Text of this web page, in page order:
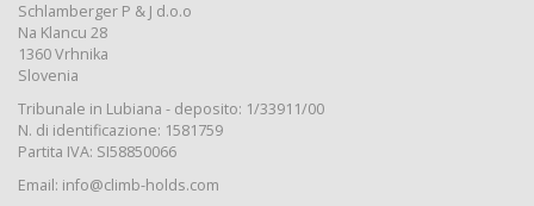
Schlamberger P & J d.o.o
Na Klancu 28
1360 Vrhnika
Slovenia
Tribunale in Lubiana - deposito: 1/33911/00
N. di identificazione: 1581759
Partita IVA: SI58850066
Email: info@climb-holds.com